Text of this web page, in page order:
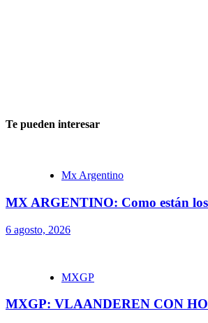
Te pueden interesar
Mx Argentino
MX ARGENTINO: Como están
6 agosto, 2026
MXGP
MXGP: VLAANDEREN CON